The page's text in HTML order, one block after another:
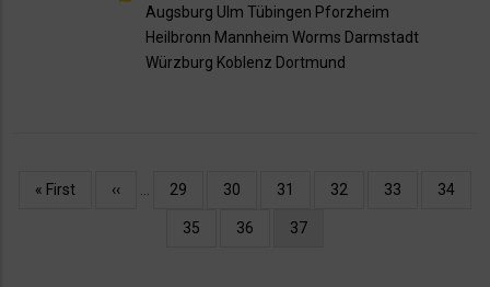
Augsburg Ulm Tübingen Pforzheim
Heilbronn Mannheim Worms Darmstadt
Würzburg Koblenz Dortmund
Oldalszámozás
Első
« First
Előző
‹‹ Oldal
29 Oldal
30 Oldal
31 Oldal
32 Oldal
33 Oldal
34
Oldal
35 Oldal
36
Jelenlegi
37